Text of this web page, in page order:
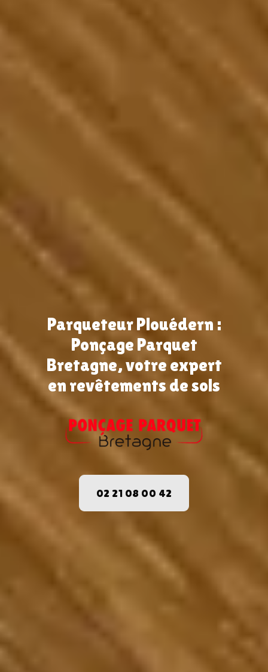
Parqueteur Plouédern :
Ponçage Parquet
Bretagne, votre expert
en revêtements de sols
02 21 08 00 42